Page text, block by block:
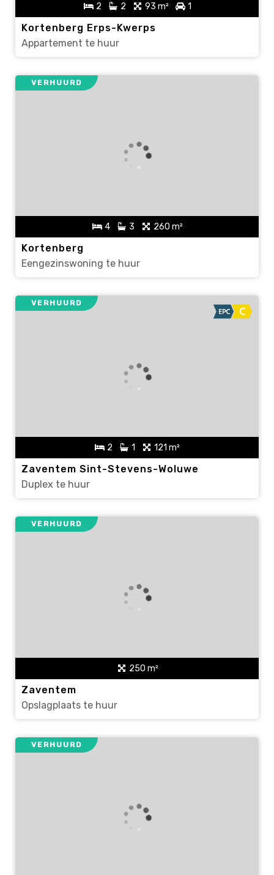
2 2 93 m² 1
Kortenberg Erps-Kwerps
Appartement te huur
4 3 260 m²
VERHUURD
Kortenberg
Eengezinswoning te huur
2 1 121 m²
VERHUURD
Zaventem Sint-Stevens-Woluwe
Duplex te huur
250 m²
VERHUURD
Zaventem
Opslagplaats te huur
VERHUURD